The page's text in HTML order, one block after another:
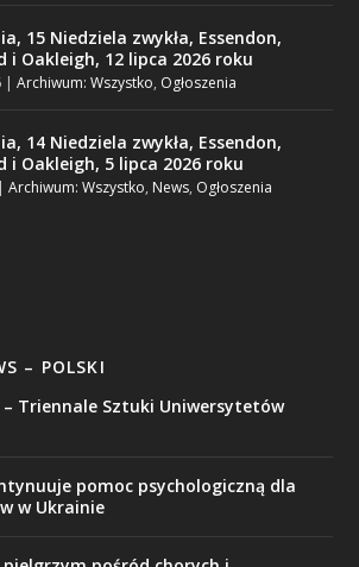
15 Niedziela zwykła, Essendon,
i Oakleigh, 12 lipca 2026 roku
|Archiwum: Wszystko, Ogłoszenia
14 Niedziela zwykła, Essendon,
i Oakleigh, 5 lipca 2026 roku
|Archiwum: Wszystko, News, Ogłoszenia
– POLSKI
– Triennale Sztuki Uniwersytetów
pomoc psychologiczną dla
w Ukrainie